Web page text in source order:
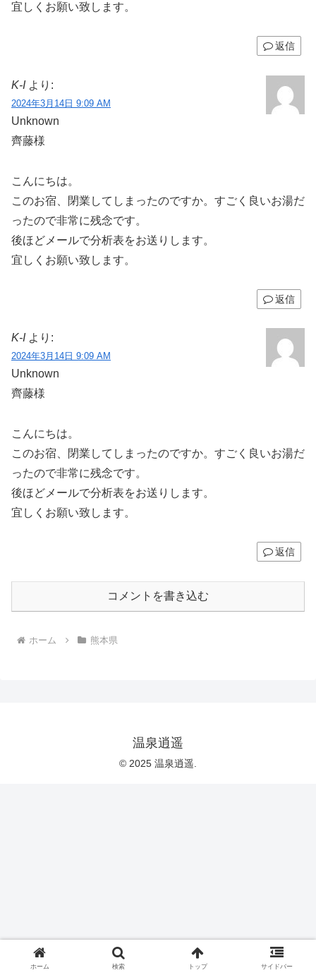
宜しくお願い致します。
返信
K-I より:
2024年3月14日 9:09 AM
Unknown
齊藤様
こんにちは。
このお宿、閉業してしまったのですか。すごく良いお湯だ
ったので非常に残念です。
後ほどメールで分析表をお送りします。
宜しくお願い致します。
返信
K-I より:
2024年3月14日 9:09 AM
Unknown
齊藤様
こんにちは。
このお宿、閉業してしまったのですか。すごく良いお湯だ
ったので非常に残念です。
後ほどメールで分析表をお送りします。
宜しくお願い致します。
返信
コメントを書き込む
ホーム 熊本県
温泉逍遥
© 2025 温泉逍遥.
ホーム 検索 トップ サイドバー